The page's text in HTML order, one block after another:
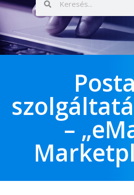
–